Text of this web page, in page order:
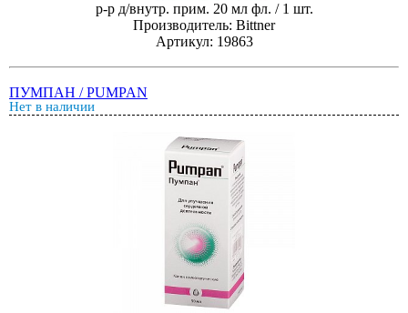
р-р д/внутр. прим. 20 мл фл. / 1 шт.
Производитель: Bittner
Артикул: 19863
ПУМПАН / PUMPAN
Нет в наличии